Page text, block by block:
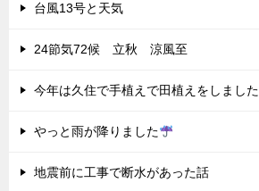
台風13号と天気
24節気72候 立秋 涼風至
今年は久住で手植えで田植えをしました
やっと雨が降りました
地震前に工事で断水があった話